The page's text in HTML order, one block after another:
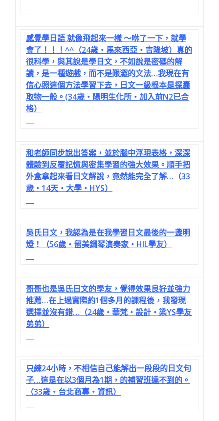
感覺學日語 就像飛起來一樣 ～咻了一下，就學
會了！！！^^（24歲‧馬來西亞‧吉隆坡）真的
很科學，與其說是學日文，不如說是密碼的解
讀，是一種遊戲，而不是艱澀的文法…我現在有
信心照這個方法學習下去，日文一級根本是探囊
取物一般。(34歲‧陽明生化所‧加入前N2已合
格）
和老師同步說出答案，並於腦中浮現表格，深深
體驗到反覆記憶與密集學習的強大效果。順手把
外盒拿起來看日文解說，竟然能完全了解…（33
歲‧14天‧大學‧HYS）
吳氏日文，我認為是在我學習日文最後的一盞明
燈！（56歲‧留美鋼琴演奏家‧HIL學友）
哥哥也是吳氏日文的學友，覺得效果良好並強力
推薦…在上過實際約1個多月的課程後，我發現
選擇並沒有錯…（24歲‧華梵‧設計‧梁YS學友
弟弟）
只練24小時，不相信自己能解出一段段的日文句
子…這是在以3個月為1期，的補習班達不到的。
（33歲‧台北商專‧資訊）